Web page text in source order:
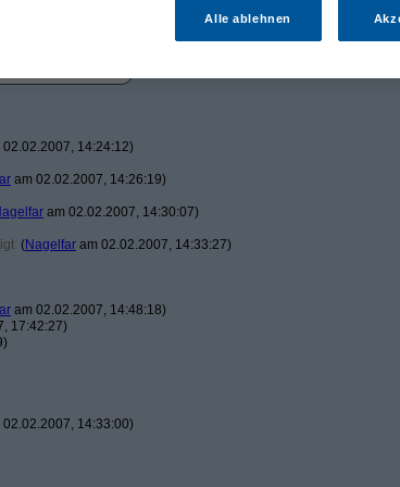
02.02.2007, 14:24:12)
am 02.02.2007, 14:26:19)
am 02.02.2007, 14:30:07)
(Nagelfar am 02.02.2007, 14:33:27)
am 02.02.2007, 14:48:18)
17:42:27)
02.02.2007, 14:33:00)
Alle ablehnen